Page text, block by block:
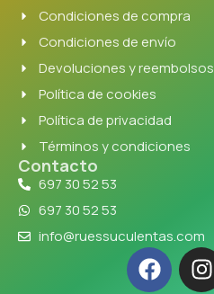
Condiciones de compra
Condiciones de envío
Devoluciones y reembolsos
Política de cookies
Política de privacidad
Términos y condiciones
Contacto
697 30 52 53
697 30 52 53
info@ruessuculentas.com